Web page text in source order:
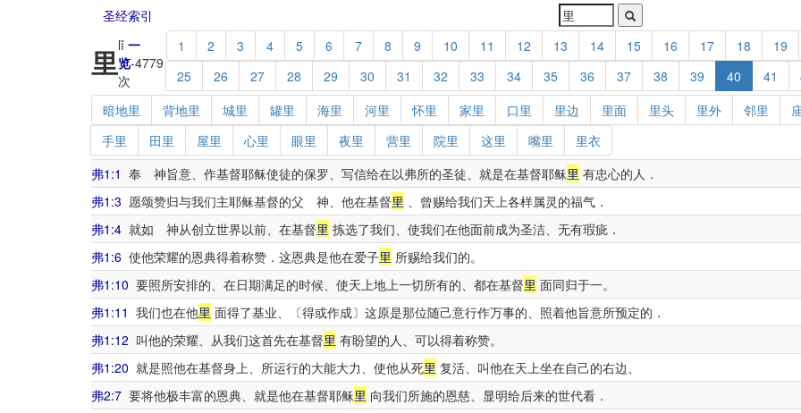
圣经索引
里lǐ 一
览-4779
次
1 2 3 4 5 6 7 8 9 10 11 12 13 14 15 16 17 18
19
25
26 27 28 29 30 31 32 33 34 35 36 37 38 39 40 41
暗地里
背地里 城里 罐里 海里 河里 怀里 家里 口里 里边 里面 里头 里外 邻里
手里
田里 屋里 心里 眼里 夜里 营里 院里 这里 嘴里
里衣
弗1:1 奉 神旨意、作基督耶稣使徒的保罗、写信给在以弗所的圣徒、就是在基督耶稣里 有忠心的人．
弗1:3 愿颂赞归与我们主耶稣基督的父 神、他在基督里 、曾赐给我们天上各样属灵的福气．
弗1:4 就如 神从创立世界以前、在基督里 拣选了我们、使我们在他面前成为圣洁、无有瑕疵．
弗1:6 使他荣耀的恩典得着称赞．这恩典是他在爱子里 所赐给我们的。
弗1:10 要照所安排的、在日期满足的时候、使天上地上一切所有的、都在基督里 面同归于一。
弗1:11 我们也在他里 面得了基业、〔得或作成〕这原是那位随己意行作万事的、照着他旨意所预定的．
弗1:12 叫他的荣耀、从我们这首先在基督里 有盼望的人、可以得着称赞。
弗1:20 就是照他在基督身上、所运行的大能大力、使他从死里 复活、叫他在天上坐在自己的右边、
弗2:7 要将他极丰富的恩典、就是他在基督耶稣里 向我们所施的恩慈、显明给后来的世代看．